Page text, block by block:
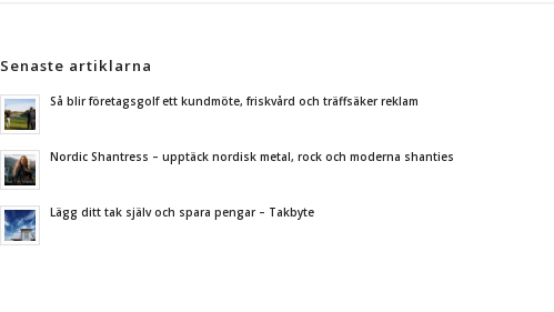
Senaste artiklarna
Så blir företagsgolf ett kundmöte, friskvård och träffsäker reklam
Nordic Shantress – upptäck nordisk metal, rock och moderna shanties
Lägg ditt tak själv och spara pengar – Takbyte